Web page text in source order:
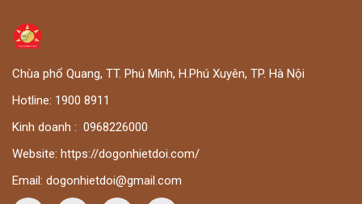
Chùa phổ Quang, TT. Phú Minh, H.Phú Xuyên, TP. Hà Nội
Hotline: 1900 8911
Kinh doanh : 0968226000
Website: https://dogonhietdoi.com/
Email: dogonhietdoi@gmail.com